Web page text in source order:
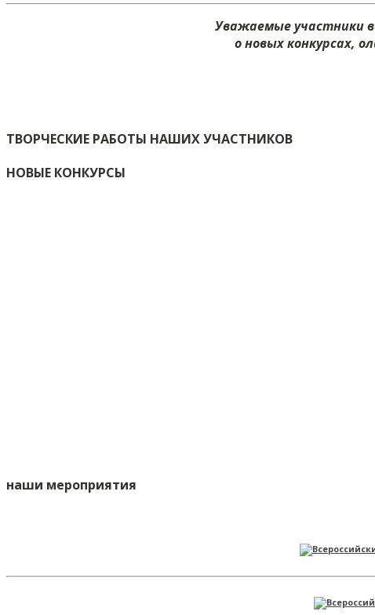
Уважаемые участники
о новых конкурсах,
ТВОРЧЕСКИЕ РАБОТЫ НАШИХ УЧАСТНИКОВ
НОВЫЕ КОНКУРСЫ
наши мероприятия